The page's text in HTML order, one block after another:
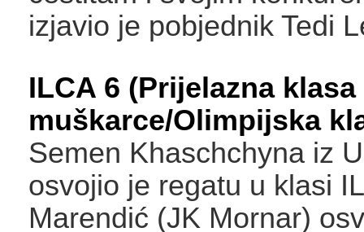
izjavio je pobjednik Tedi
ILCA 6 (Prijelazna klasa
muškarce/Olimpijska
Semen Khaschchyna iz
osvojio je regatu u klasi
Marendić (JK Mornar)